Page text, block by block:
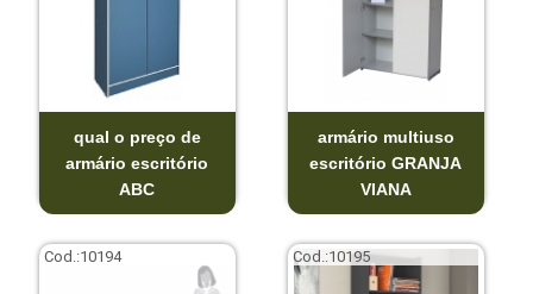
qual o preço de
armário escritório
ABC
armário multiuso
escritório GRANJA
VIANA
Cod.:10194 Cod.:10195